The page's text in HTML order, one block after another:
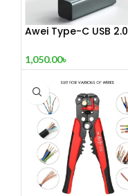
Awei Type-C USB 2.0
1,050.00৳